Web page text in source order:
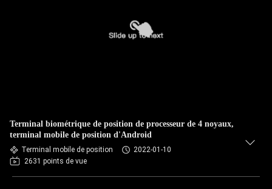
Terminal biométrique de position de processeur de 4 noyaux,
terminal mobile de position d'Android
Terminal mobile de position
2022-01-10
2631 points de vue